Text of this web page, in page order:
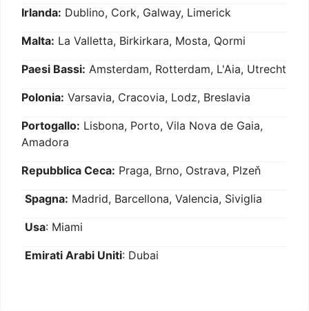
Irlanda: Dublino, Cork, Galway, Limerick
Malta: La Valletta, Birkirkara, Mosta, Qormi
Paesi Bassi: Amsterdam, Rotterdam, L'Aia, Utrecht
Polonia: Varsavia, Cracovia, Lodz, Breslavia
Portogallo: Lisbona, Porto, Vila Nova de Gaia,
Amadora
Repubblica Ceca: Praga, Brno, Ostrava, Plzeň
Spagna: Madrid, Barcellona, Valencia, Siviglia
Usa: Miami
Emirati Arabi Uniti: Dubai